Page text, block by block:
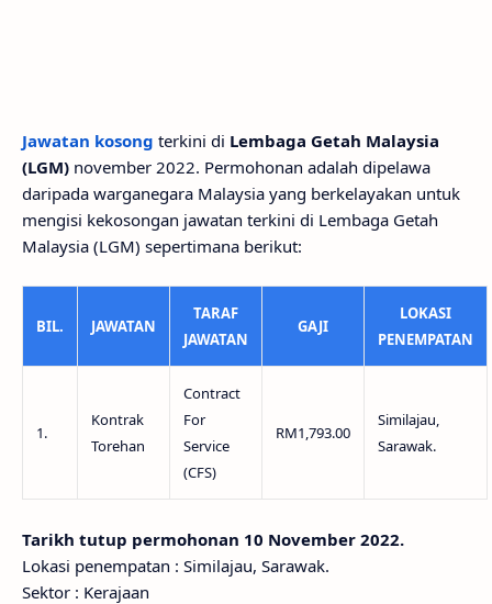
Jawatan kosong terkini di Lembaga Getah Malaysia
(LGM) november 2022. Permohonan adalah dipelawa
daripada warganegara Malaysia yang berkelayakan untuk
mengisi kekosongan jawatan terkini di Lembaga Getah
Malaysia (LGM) sepertimana berikut:
BIL. JAWATAN
TARAF
JAWATAN
GAJI
LOKASI
PENEMPATAN
1.
Kontrak
Torehan
Contract
For
Service
(CFS)
RM1,793.00
Similajau,
Sarawak.
Tarikh tutup permohonan 10 November 2022.
Lokasi penempatan : Similajau, Sarawak.
Sektor : Kerajaan